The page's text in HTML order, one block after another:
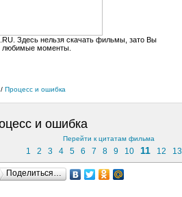
Здесь нельзя скачать фильмы, зато Вы
любимые моменты.
/ Процесс и ошибка
и ошибка
Перейти к цитатам фильма
1 2 3 4 5 6 7 8 9 10 11 12 13
Поделиться…